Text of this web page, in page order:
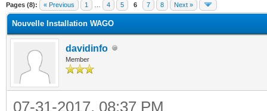
Pages (8): « Previous 1 4 5 6 7 8 Next »
Nouvelle Installation WAGO
davidinfo
Member
07-31-2017, 08:37 PM